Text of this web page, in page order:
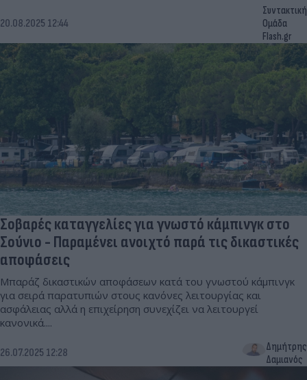
20.08.2025 12:44
Συντακτική
Ομάδα
Flash.gr
Σοβαρές καταγγελίες για γνωστό κάμπινγκ στο
Σούνιο - Παραμένει ανοιχτό παρά τις δικαστικές
αποφάσεις
Μπαράζ δικαστικών αποφάσεων κατά του γνωστού κάμπινγκ
για σειρά παρατυπιών στους κανόνες λειτουργίας και
ασφάλειας αλλά η επιχείρηση συνεχίζει να λειτουργεί
κανονικά....
26.07.2025 12:28
Δημήτρης
Δαμιανός